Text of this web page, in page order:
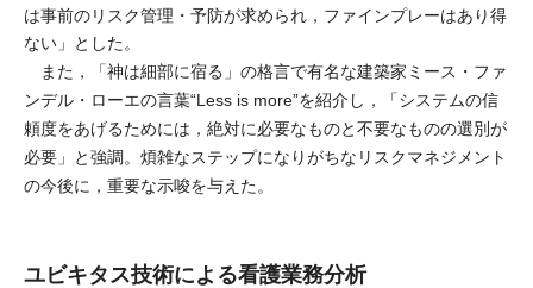
は事前のリスク管理・予防が求められ，ファインプレーはあり得
ない」とした。
また，「神は細部に宿る」の格言で有名な建築家ミース・ファ
ンデル・ローエの言葉“Less is more”を紹介し，「システムの信
頼度をあげるためには，絶対に必要なものと不要なものの選別が
必要」と強調。煩雑なステップになりがちなリスクマネジメント
の今後に，重要な示唆を与えた。
ユビキタス技術による看護業務分析